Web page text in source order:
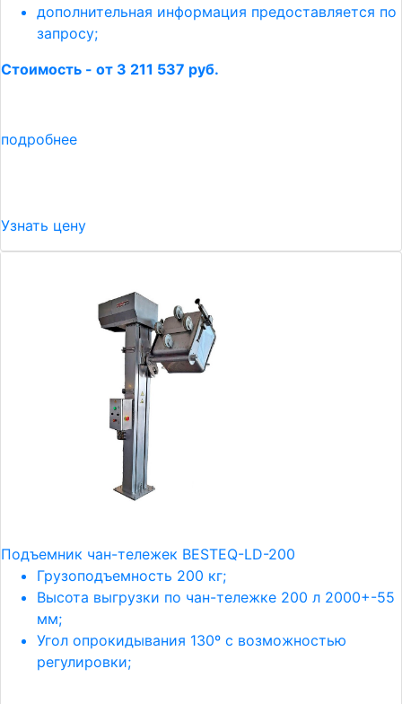
дополнительная информация предоставляется по
запросу;
Стоимость - от 3 211 537 руб.
подробнее
Узнать цену
Подъемник чан-тележек BESTEQ-LD-200
Грузоподъемность 200 кг;
Высота выгрузки по чан-тележке 200 л 2000+-55
мм;
Угол опрокидывания 130º с возможностью
регулировки;